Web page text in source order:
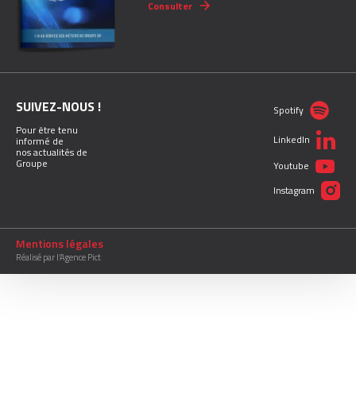
Consulter
SUIVEZ-NOUS !
Pour être tenu
informé de
nos actualités de
Groupe
Spotify
LinkedIn
Youtube
Instagram
Mentions légales
Réalisé par l’Agence Pict